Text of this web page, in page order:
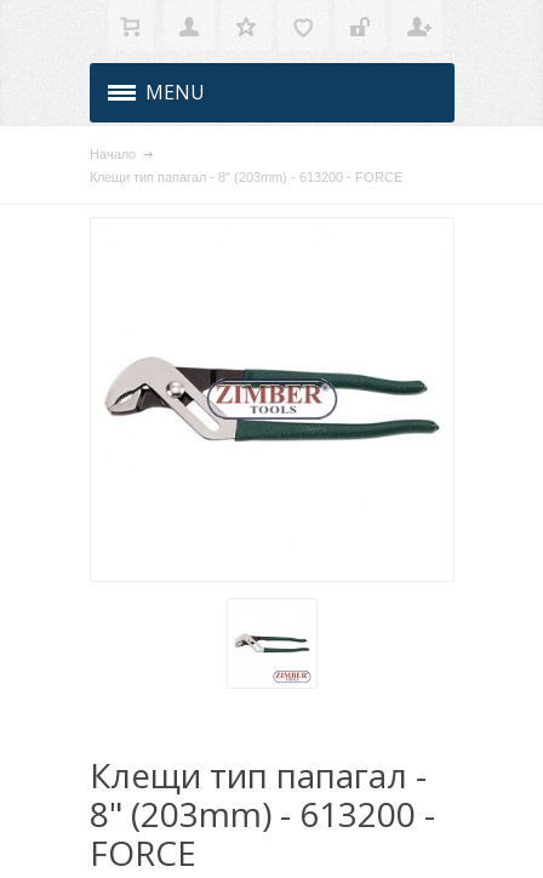
MENU
Начало
Клещи тип папагал - 8" (203mm) - 613200 - FORCE
Клещи тип папагал -
8" (203mm) - 613200 -
FORCE